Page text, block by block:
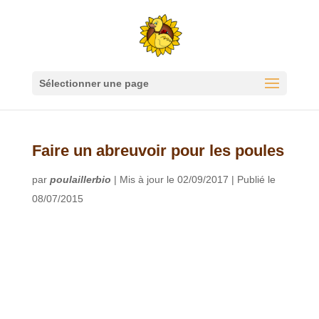
Sélectionner une page
Faire un abreuvoir pour les poules
par poulaillerbio | Mis à jour le 02/09/2017 | Publié le
08/07/2015